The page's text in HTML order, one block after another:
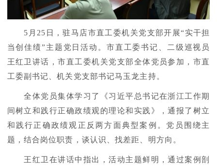
5月25日，驻马店市直工委机关党支部开展“实干担
当创佳绩”主题党日活动。市直工委书记、二级巡视员
王红卫讲话，市直工委机关党支部全体党员参加，市直
工委副书记、机关党支部书记马玉龙主持。
全体党员集体学习了《习近平总书记在浙江工作期
间树立和践行正确政绩观的理论和实践》，通报了树立
和践行正确政绩观正反两方面典型案例。党员围绕主
题，结合岗位职责，谈认识、找差距、明方向。
王红卫在讲话中指出，活动主题鲜明，通过案例剖